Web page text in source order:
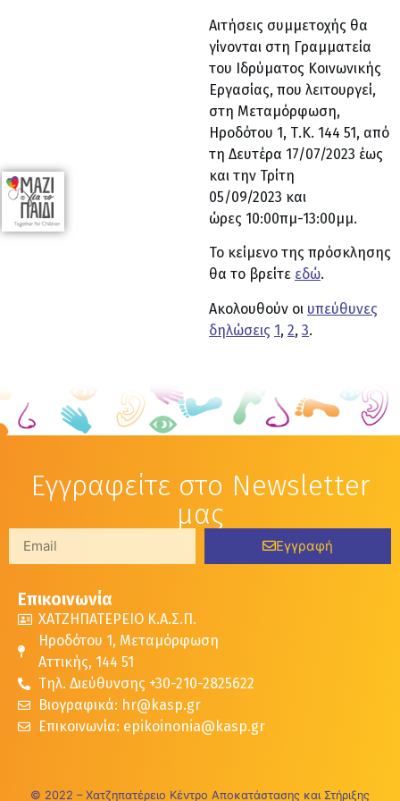
Αιτήσεις συμμετοχής θα
γίνονται στη Γραμματεία
του Ιδρύματος Κοινωνικής
Εργασίας, που λειτουργεί,
στη Μεταμόρφωση,
Ηροδότου 1, Τ.Κ. 144 51, από
τη Δευτέρα 17/07/2023 έως
και την Τρίτη
05/09/2023 και
ώρες 10:00πμ-13:00μμ.
Το κείμενο της πρόσκλησης
θα το βρείτε εδώ.
Ακολουθούν οι υπεύθυνες
δηλώσεις 1, 2, 3.
Εγγραφείτε στο Newsletter
μας
Εγγραφή
Επικοινωνία
ΧΑΤΖΗΠΑΤΕΡΕΙΟ Κ.Α.Σ.Π.
Ηροδότου 1, Μεταμόρφωση
Αττικής, 144 51
Τηλ. Διεύθυνσης +30-210-2825622
Βιογραφικά: hr@kasp.gr
Επικοινωνία: epikoinonia@kasp.gr
© 2022 – Χατζηπατέρειο Κέντρο Αποκατάστασης και Στήριξης